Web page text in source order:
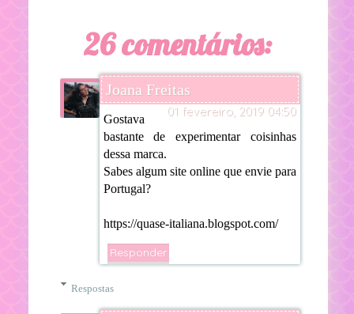
26 comentários:
Joana Freitas
01 fevereiro, 2019 04:50
Gostava
bastante de experimentar coisinhas
dessa marca.
Sabes algum site online que envie para
Portugal?
https://quase-italiana.blogspot.com/
Responder
Respostas